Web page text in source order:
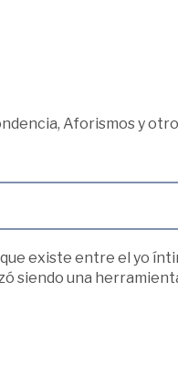
Aforismos y
existe entre el yo
siendo una